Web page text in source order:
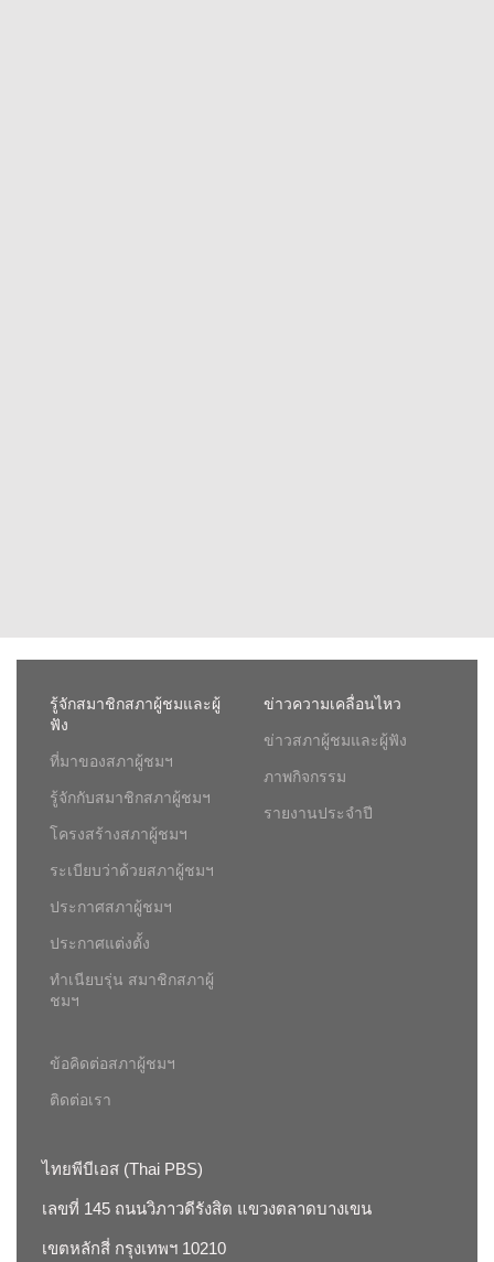
รู้จักสมาชิกสภาผู้ชมและผู้
ฟัง
ที่มาของสภาผู้ชมฯ
รู้จักกับสมาชิกสภาผู้ชมฯ
โครงสร้างสภาผู้ชมฯ
ระเบียบว่าด้วยสภาผู้ชมฯ
ประกาศสภาผู้ชมฯ
ประกาศแต่งตั้ง
ทำเนียบรุ่น สมาชิกสภาผู้
ชมฯ
ข่าวความเคลื่อนไหว
ข่าวสภาผู้ชมและผู้ฟัง
ภาพกิจกรรม
รายงานประจำปี
ข้อคิดต่อสภาผู้ชมฯ
ติดต่อเรา
ไทยพีบีเอส (Thai PBS)
เลขที่ 145 ถนนวิภาวดีรังสิต แขวงตลาดบางเขน
เขตหลักสี่ กรุงเทพฯ 10210